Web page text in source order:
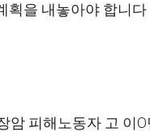
획을 내놓아야 합니다
암 피해노동자 고 이O